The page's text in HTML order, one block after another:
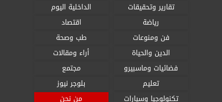
تقارير وتحقيقات
الداخلية اليوم
رياضة
اقتصاد
فن ومنوعات
طب وصحة
الدين والحياة
أراء ومقالات
فضائيات وماسبيرو
مجتمع
تعليم
بلوجر نيوز
تكنولوجيا وسيارات
من نحن